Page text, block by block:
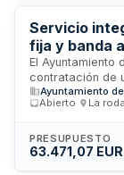
departamentos
Servicio
fija y banda
El Ayuntamiento
contratación de
que incluye
ancha en datos
El contrato se
con una
Ayuntamiento
Abierto
La
PRESUPUESTO
63.471,07 EUR